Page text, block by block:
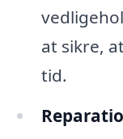
at sikre,
tid.